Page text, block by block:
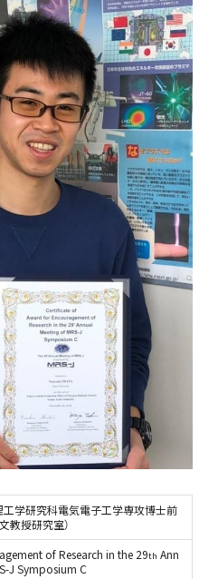
学研究科電気電子工学専攻博士前
教授研究室）
of Research in the 29th Ann
J Symposium C